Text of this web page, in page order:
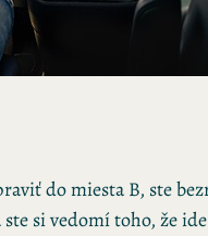
do miesta B, ste
si vedomí toho, že